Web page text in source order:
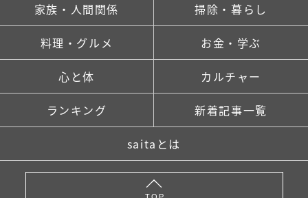
家族・人間関係 掃除・暮らし
料理・グルメ お金・学ぶ
心と体 カルチャー
ランキング 新着記事一覧
saitaとは